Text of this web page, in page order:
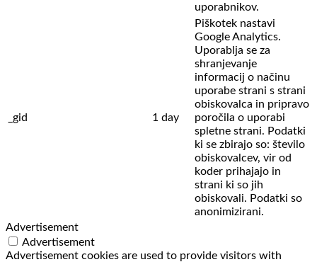
uporabnikov.
_gid 1 day
Piškotek nastavi
Google Analytics.
Uporablja se za
shranjevanje
informacij o načinu
uporabe strani s strani
obiskovalca in pripravo
poročila o uporabi
spletne strani. Podatki
ki se zbirajo so: število
obiskovalcev, vir od
koder prihajajo in
strani ki so jih
obiskovali. Podatki so
anonimizirani.
Advertisement
Advertisement
Advertisement cookies are used to provide visitors with